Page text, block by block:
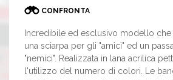
CONFRONTA
Incredibile ed esclusivo modello
una sciarpa per gli "amici" ed un
"nemici". Realizzata in lana acrilica
l'utilizzo del numero di colori. Le